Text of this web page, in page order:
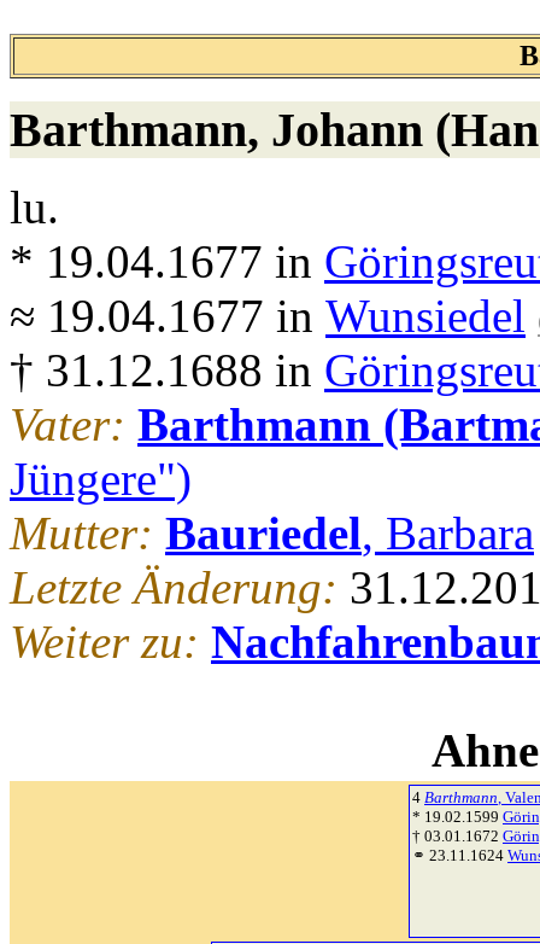
Barthmann, Johann
lu.
* 19.04.1677 in
≈ 19.04.1677 in Wunsiedel
† 31.12.1688 in
Vater: Barthmann
Jüngere")
Mutter: Bauriedel, Barbara
Letzte Änderung:
Weiter zu:
4 Barthmann,
* 19.02.1599
† 03.01.1672
⚭ 23.11.1624